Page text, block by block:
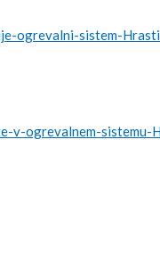
ogrevalni-sistem-
v-ogrevalnem-sistemu-